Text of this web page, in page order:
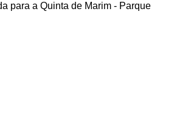
para a Quinta de Marim - Parque